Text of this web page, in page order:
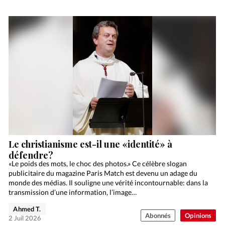
Opinions
Le christianisme est-il une «identité» à
défendre?
«Le poids des mots, le choc des photos.» Ce célèbre slogan
publicitaire du magazine Paris Match est devenu un adage du
monde des médias. Il souligne une vérité incontournable: dans la
transmission d’une information, l’image…
Ahmed T.
2 Juil 2026
Abonnés